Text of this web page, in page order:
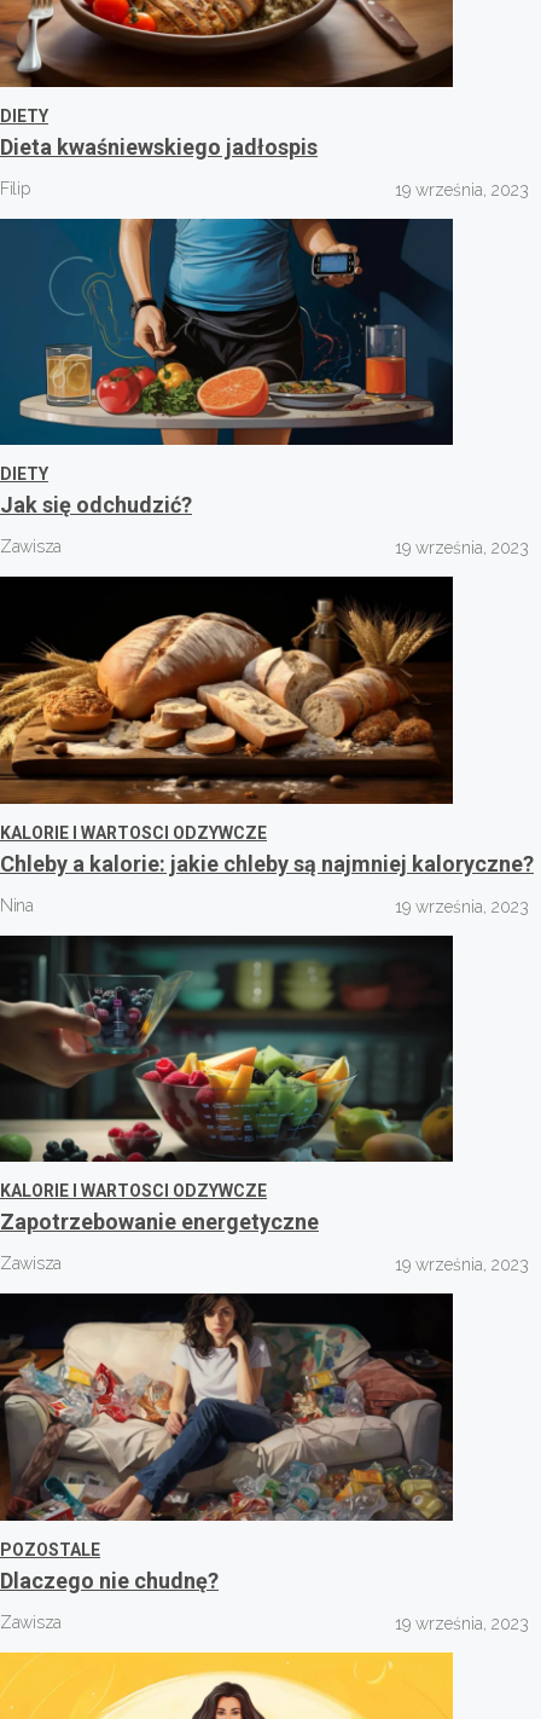
DIETY
Dieta kwaśniewskiego jadłospis
Filip 19 września, 2023
DIETY
Jak się odchudzić?
Zawisza 19 września, 2023
KALORIE I WARTOSCI ODZYWCZE
Chleby a kalorie: jakie chleby są najmniej kaloryczne?
Nina 19 września, 2023
KALORIE I WARTOSCI ODZYWCZE
Zapotrzebowanie energetyczne
Zawisza 19 września, 2023
POZOSTALE
Dlaczego nie chudnę?
Zawisza 19 września, 2023